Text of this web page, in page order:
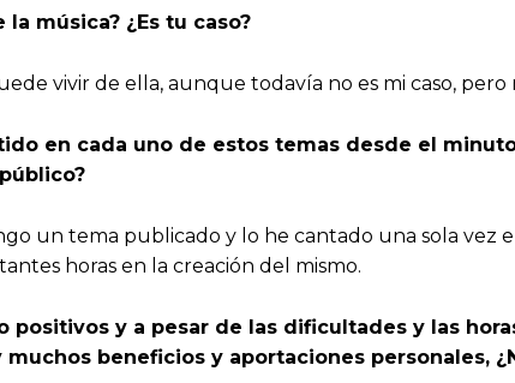
música? ¿Es tu caso?
vivir de ella, aunque todavía no es mi caso,
en cada uno de estos temas desde el
un tema publicado y lo he cantado una sola vez
horas en la creación del mismo.
positivos y a pesar de las dificultades y las
beneficios y aportaciones personales,